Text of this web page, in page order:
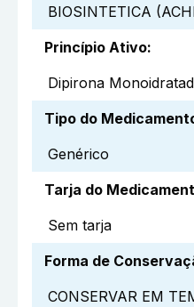
BIOSINTETICA
Princípio Ativo:
Dipirona
Tipo do
Genérico
Tarja do
Sem tarja
Forma de
CONSERVAR EM